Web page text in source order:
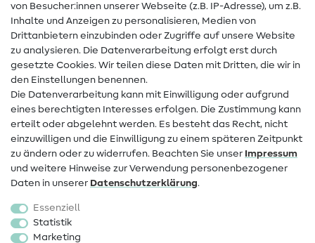
Hilfe & Kontakt
Kontakt
Infos zum Betreiberwechsel
FAQ
Widerrufsrecht
Beliebt
Stoffe
Sale
von Besucher:innen unserer Webseite (z.B. IP-Adresse), um z.B.
Inhalte und Anzeigen zu personalisieren, Medien von
Drittanbietern einzubinden oder Zugriffe auf unsere Website
zu analysieren. Die Datenverarbeitung erfolgt erst durch
gesetzte Cookies. Wir teilen diese Daten mit Dritten, die wir in
den Einstellungen benennen.
Die Datenverarbeitung kann mit Einwilligung oder aufgrund
eines berechtigten Interesses erfolgen. Die Zustimmung kann
erteilt oder abgelehnt werden. Es besteht das Recht, nicht
einzuwilligen und die Einwilligung zu einem späteren Zeitpunkt
zu ändern oder zu widerrufen. Beachten Sie unser Impressum
und weitere Hinweise zur Verwendung personenbezogener
Daten in unserer Daten­schutz­erklärung.
Essenziell
Statistik
Marketing